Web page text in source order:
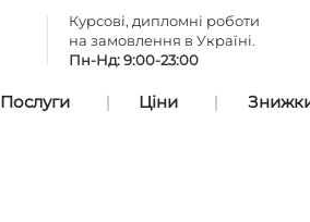
Курсові, дипломні роботи
на замовлення в Україні.
Пн-Нд: 9:00-23:00
Послуги Ціни Знижки